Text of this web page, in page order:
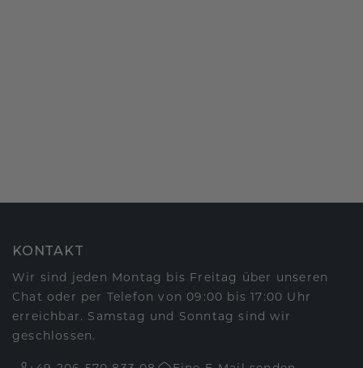
KONTAKT
Wir sind jeden Montag bis Freitag über unseren
Chat oder per Telefon von 09:00 bis 17:00 Uhr
erreichbar. Samstag und Sonntag sind wir
geschlossen.